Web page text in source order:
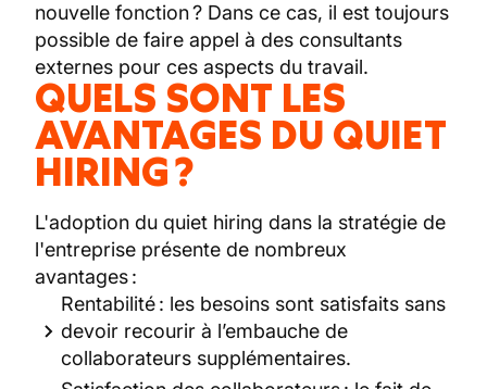
nouvelle fonction ? Dans ce cas, il est toujours
possible de faire appel à des consultants
externes pour ces aspects du travail.
QUELS SONT LES
AVANTAGES DU QUIET
HIRING ?
L'adoption du quiet hiring dans la stratégie de
l'entreprise présente de nombreux
avantages :
Rentabilité : les besoins sont satisfaits sans
devoir recourir à l’embauche de
collaborateurs supplémentaires.